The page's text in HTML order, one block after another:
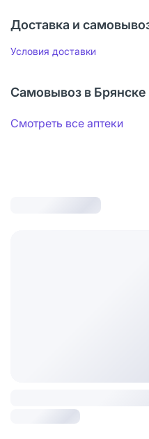
Доставка и
Условия доставки
Самовывоз в Брянске
Смотреть все аптеки